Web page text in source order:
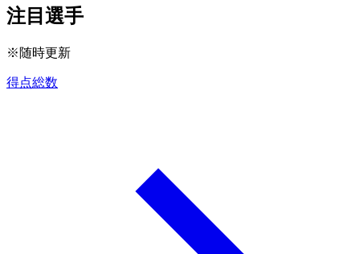
注目選手
※随時更新
得点総数